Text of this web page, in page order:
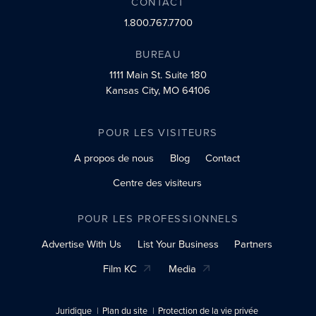
1.800.767.7700
BUREAU
1111 Main St.Suite 180
Kansas City, MO 64106
POUR LES VISITEURS
A propos de nous
Blog
Contact
Centre des visiteurs
POUR LES PROFESSIONNELS
Advertise With Us
List Your Business
Partners
Film KC
Media
Juridique Plan du site Protection de la vie privée